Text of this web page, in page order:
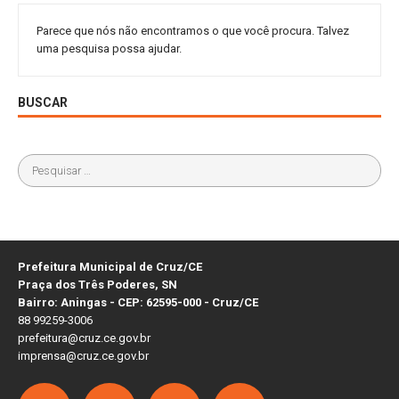
Parece que nós não encontramos o que você procura. Talvez
uma pesquisa possa ajudar.
BUSCAR
Prefeitura Municipal de Cruz/CE
Praça dos Três Poderes, SN
Bairro: Aningas - CEP: 62595-000 - Cruz/CE
88 99259-3006
prefeitura@cruz.ce.gov.br
imprensa@cruz.ce.gov.br